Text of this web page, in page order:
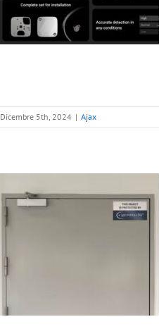
Dicembre 5th, 2024 | Ajax